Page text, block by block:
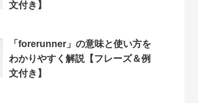
文付き】
「forerunner」の意味と使い方を
わかりやすく解説【フレーズ＆例
文付き】